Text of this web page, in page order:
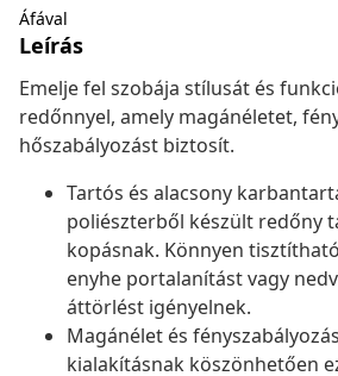
Áfával
Leírás
Emelje fel szobája stílusát és
redőnnyel, amely magánéletet,
hőszabályozást biztosít.
Tartós és alacsony
poliészterből készült redőny
kopásnak. Könnyen
enyhe portalanítást vagy
áttörlést igényelnek.
Magánélet és
kialakításnak köszönhetően